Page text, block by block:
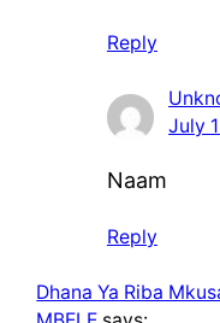
Reply
July
Naam
Reply
Dhana Ya Riba